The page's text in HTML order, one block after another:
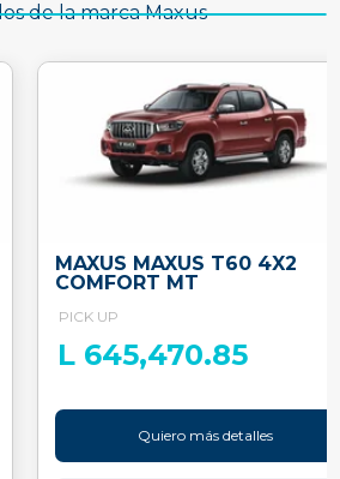
de la marca Maxus
MAXUS MAXUS T60 4X2
COMFORT MT
PICK UP
L 645,470.85
Quiero más detalles